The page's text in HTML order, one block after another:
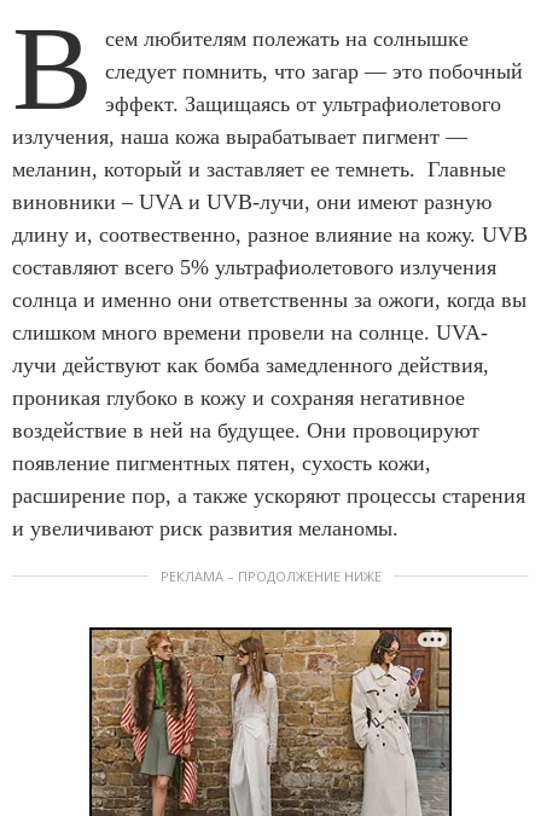
В
сем любителям полежать на солнышке
следует помнить, что загар — это побочный
эффект. Защищаясь от ультрафиолетового
излучения, наша кожа вырабатывает пигмент —
меланин, который и заставляет ее темнеть. Главные
виновники – UVA и UVB-лучи, они имеют разную
длину и, соотвественно, разное влияние на кожу. UVB
составляют всего 5% ультрафиолетового излучения
солнца и именно они ответственны за ожоги, когда вы
слишком много времени провели на солнце. UVA-
лучи действуют как бомба замедленного действия,
проникая глубоко в кожу и сохраняя негативное
воздействие в ней на будущее. Они провоцируют
появление пигментных пятен, сухость кожи,
расширение пор, а также ускоряют процессы старения
и увеличивают риск развития меланомы.
РЕКЛАМА – ПРОДОЛЖЕНИЕ НИЖЕ